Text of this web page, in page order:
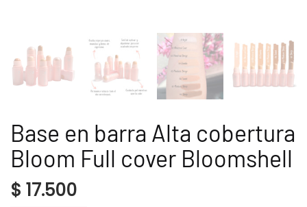
Base en barra Alta cobertura
Bloom Full cover Bloomshell
$ 17.500